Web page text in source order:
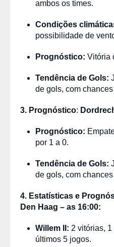
ambos os times.
Condições
possibilidade de
Prognóstico: Vitória
Tendência de Gols:
de gols, com
3. Prognóstico:
Prognóstico:
por 1 a 0.
Tendência de Gols:
de gols, com
4. Estatísticas e
Den Haag – as 16:00:
Willem II: 2 vitórias,
últimos 5 jogos.